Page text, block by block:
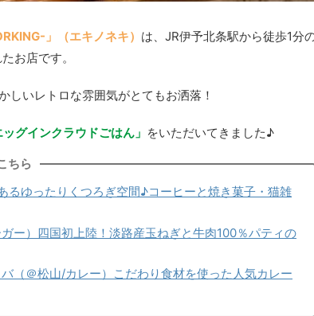
」（エキノネキ） は、JR伊予北条駅から徒歩1分
お店です。
しいレトロな雰囲気がとてもお洒落！
グインクラウドごはん」 をいただいてきました♪
ちら
るゆったりくつろぎ空間♪コーヒーと焼き菓子・猫雑
ー）四国初上陸！淡路産玉ねぎと牛肉100％パティの
（＠松山/カレー）こだわり食材を使った人気カレー